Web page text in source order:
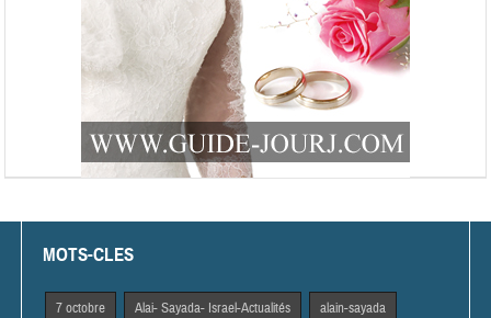
MOTS-CLES
7 octobre Alai- Sayada- Israel-Actualités alain-sayada